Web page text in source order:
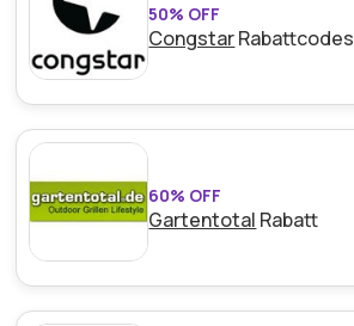
50% OFF
CongstarRabattcodes
60% OFF
Gartentotal Rabatt